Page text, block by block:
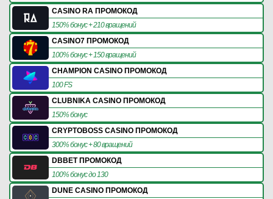
CASINO RA ПРОМОКОД
150% бонус + 210 вращений
CASINO7 ПРОМОКОД
100% бонус + 150 вращений
CHAMPION CASINO ПРОМОКОД
100 FS
CLUBNIKA CASINO ПРОМОКОД
150% бонус
CRYPTOBOSS CASINO ПРОМОКОД
300% бонус + 80 вращений
DBBET ПРОМОКОД
100% бонус до 130
DUNE CASINO ПРОМОКОД